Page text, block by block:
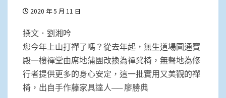
2020 年 5 月 11 日
撰文．劉湘吟
您今年上山打禪了嗎？從去年起，無生道場圓通寶
殿一樓禪堂由席地蒲團改換為禪凳椅，無聲地為修
行者提供更多的身心安定，這一批實用又美觀的禪
椅，出自手作藤家具達人── 廖勝典